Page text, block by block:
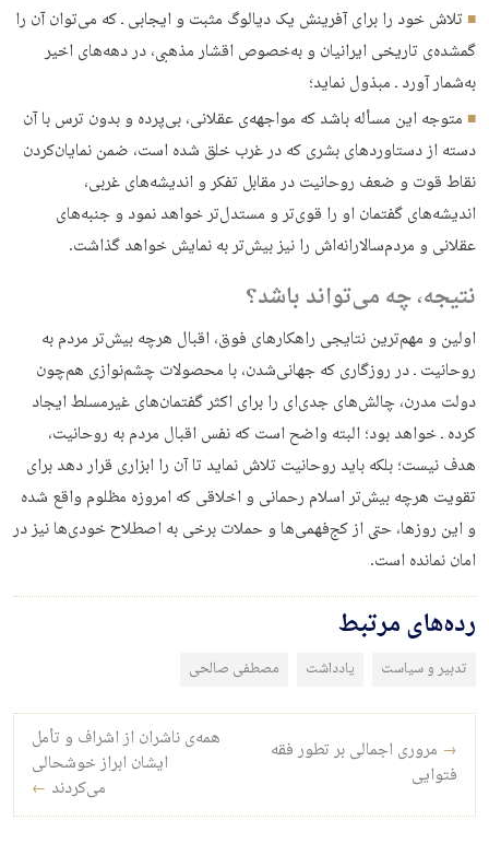
تلاش خود را برای آفرینش یک دیالوگ مثبت و ایجابی ـ که می‌توان آن را
گمشده‌ی تاریخی ایرانیان و به‌خصوص اقشار مذهبی، در دهه‌های اخیر
به‌شمار آورد ـ مبذول نماید؛
متوجه این مسأله باشد که مواجهه‌ی عقلانی، بی‌پرده و بدون ترس با آن
دسته از دستاوردهای بشری که در غرب خلق شده است، ضمن نمایان‌کردن
نقاط قوت و ضعف روحانیت در مقابل تفکر و اندیشه‌های غربی،
اندیشه‌های گفتمان او را قوی‌تر و مستدل‌تر خواهد نمود و جنبه‌های
عقلانی و مردم‌سالارانه‌اش را نیز بیش‌تر به نمایش خواهد گذاشت.
نتیجه، چه می‌تواند باشد؟
اولین و مهم‌ترین نتایجی راهکارهای فوق، اقبال هرچه بیش‌تر مردم به
روحانیت ـ در روزگاری که جهانی‌شدن، با محصولات چشم‌نوازی هم‌چون
دولت مدرن، چالش‌های جدی‌ای را برای اکثر گفتمان‌های غیرمسلط ایجاد
کرده ـ خواهد بود؛ البته واضح است که نفس اقبال مردم به روحانیت،
هدف نیست؛ بلکه باید روحانیت تلاش نماید تا آن را ابزاری قرار دهد برای
تقویت هرچه بیش‌تر اسلام رحمانی و اخلاقی که امروزه مظلوم واقع شده
و این روزها، حتی از کج‌فهمی‌ها و حملات برخی به اصطلاح خودی‌ها نیز در
امان نمانده است.
رده‌های مرتبط
تدبیر و سیاست یادداشت مصطفی صالحی
راه‌بری نوشته
→ مروری اجمالی بر تطور فقه
فتوایی
همه‌ی ناشران از اشراف و تأمل
ایشان ابراز خوشحالی
می‌کردند ←